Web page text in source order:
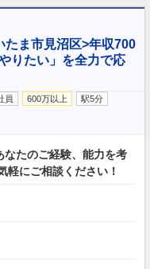
ま市見沼区>年収700
りたい」を全力で応
員 600万以上
駅5分
たのご経験、能力を考
軽にご相談ください！